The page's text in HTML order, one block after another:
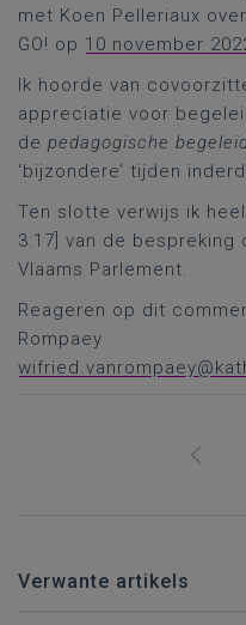
met Koen Pelleriaux
GO! op 10 november
Ik hoorde van
appreciatie voor
de pedagogische
‘bijzondere’ tijden
Ten slotte verwijs ik
3:17] van de
Vlaams Parlement.
Reageren op dit
Rompaey
Verwante artikels